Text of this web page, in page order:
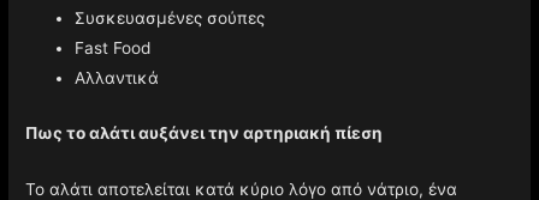
Συσκευασμένες σούπες
Fast Food
Αλλαντικά
Πως το αλάτι αυξάνει την αρτηριακή πίεση
Το αλάτι αποτελείται κατά κύριο λόγο από νάτριο, ένα